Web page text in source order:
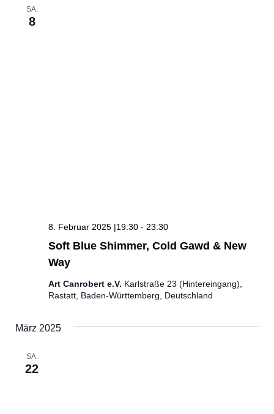
SA.
8
Soft Blue Shimmer, Cold Gawd & New
Way
8. Februar 2025 |19:30 - 23:30
Art Canrobert e.V. Karlstraße 23 (Hintereingang),
Rastatt, Baden-Württemberg, Deutschland
März 2025
SA.
22